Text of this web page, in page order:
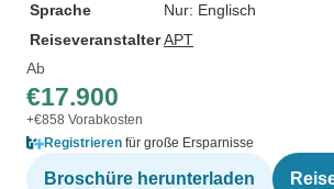
Sprache
Nur: Englisch
ReiseveranstalterAPT
Ab
€17.900
+€858 Vorabkosten
Registrieren für große Ersparnisse
Broschüre herunterladen